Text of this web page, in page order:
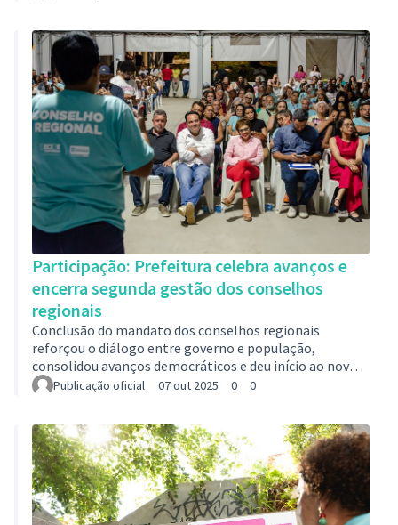
reconhecendo o papel social das igrejas e membros no
acolhimento, orientação, apoio às famílias em
situação de vulnerabilidade do município e
compromisso com o bem-estar das comunidades
locais…
Participação: Prefeitura celebra avanços e
encerra segunda gestão dos conselhos
regionais
Conclusão do mandato dos conselhos regionais
reforçou o diálogo entre governo e população,
consolidou avanços democráticos e deu início ao novo
processo eleitoral 2025-2027“É essa relação de
diálogo, cidadania e consciência da cidade", afirmou a
prefeita Marília Campos sobre a importância da
participação popular, durante a última reunião da
gestão 2023-2025 dos conselheiros regionais. O evento,
…
Publicação oficial 07 out 2025 0 0